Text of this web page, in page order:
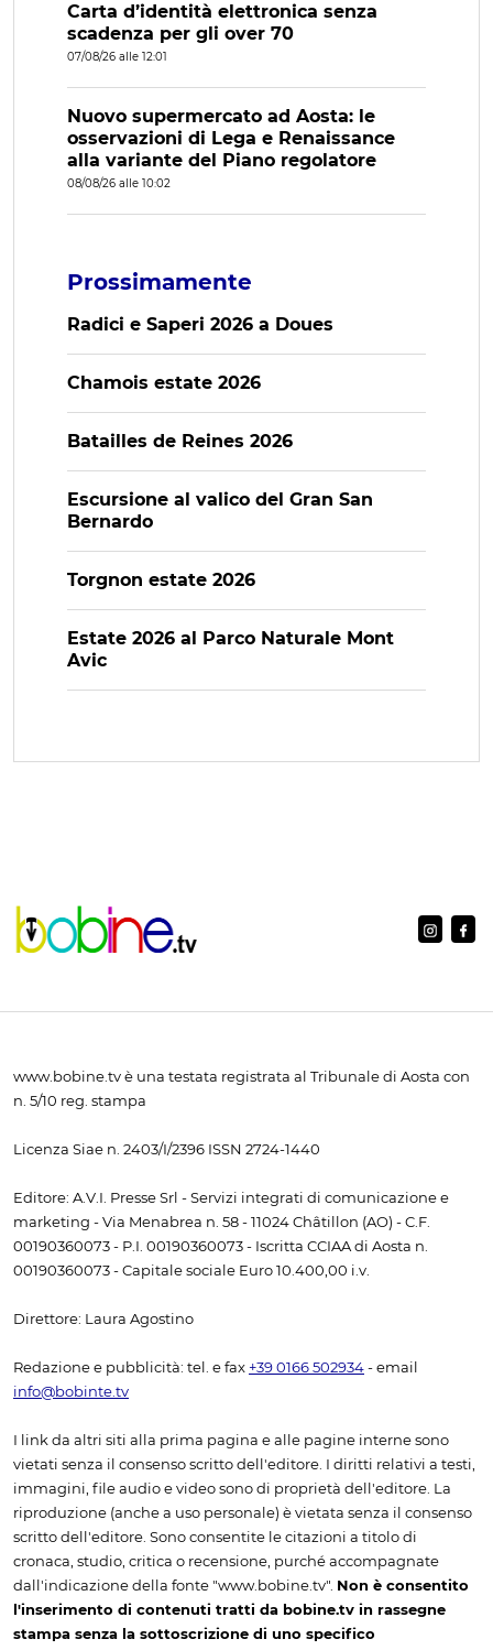
Carta d’identità elettronica senza
scadenza per gli over 70
07/08/26 alle 12:01
Nuovo supermercato ad Aosta: le
osservazioni di Lega e Renaissance
alla variante del Piano regolatore
08/08/26 alle 10:02
Prossimamente
Radici e Saperi 2026 a Doues
Chamois estate 2026
Batailles de Reines 2026
Escursione al valico del Gran San
Bernardo
Torgnon estate 2026
Estate 2026 al Parco Naturale Mont
Avic
www.bobine.tv è una testata registrata al Tribunale di Aosta con
n. 5/10 reg. stampa
Licenza Siae n. 2403/I/2396 ISSN 2724-1440
Editore: A.V.I. Presse Srl - Servizi integrati di comunicazione e
marketing - Via Menabrea n. 58 - 11024 Châtillon (AO) - C.F.
00190360073 - P.I. 00190360073 - Iscritta CCIAA di Aosta n.
00190360073 - Capitale sociale Euro 10.400,00 i.v.
Direttore: Laura Agostino
Redazione e pubblicità: tel. e fax +39 0166 502934 - email
info@bobinte.tv
I link da altri siti alla prima pagina e alle pagine interne sono
vietati senza il consenso scritto dell'editore. I diritti relativi a testi,
immagini, file audio e video sono di proprietà dell'editore. La
riproduzione (anche a uso personale) è vietata senza il consenso
scritto dell'editore. Sono consentite le citazioni a titolo di
cronaca, studio, critica o recensione, purché accompagnate
dall'indicazione della fonte "www.bobine.tv". Non è consentito
l'inserimento di contenuti tratti da bobine.tv in rassegne
stampa senza la sottoscrizione di uno specifico